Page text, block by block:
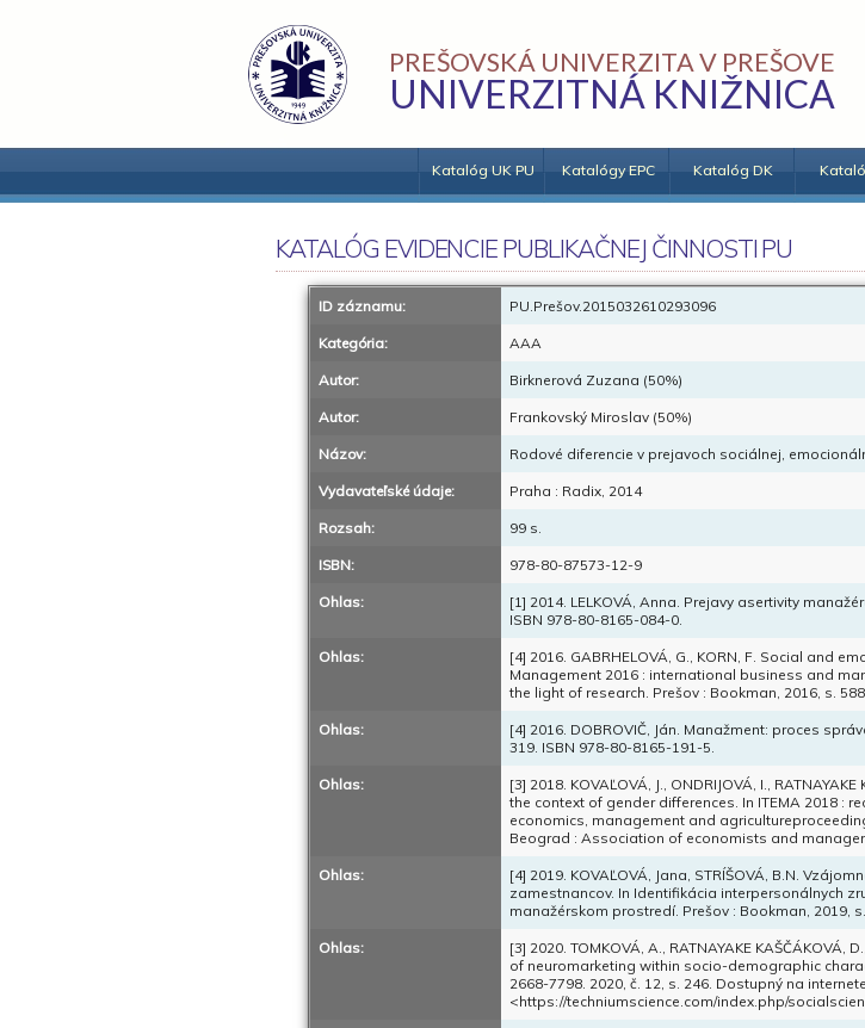
PREŠOVSKÁ UNIVERZITA V PREŠOVE
UNIVERZITNÁ KNIŽNICA
Katalóg UK PU Katalógy EPC Katalóg DK
KATALÓG EVIDENCIE PUBLIKAČNEJ ČINNOSTI PU
ID záznamu: PU.Prešov.2015032610293096
Kategória: AAA
Autor: Birknerová Zuzana (50%)
Autor: Frankovský Miroslav (50%)
Názov: Rodové diferencie v prejavoch sociálnej,
Vydavateľské údaje: Praha : Radix, 2014
Rozsah: 99 s.
ISBN: 978-80-87573-12-9
Ohlas:
[1] 2014. LELKOVÁ, Anna. Prejavy asertivity
ISBN 978-80-8165-084-0.
Ohlas:
[4] 2016. GABRHELOVÁ, G., KORN, F. Social and
Management 2016 : international business and
the light of research. Prešov : Bookman, 2016, s.
Ohlas:
[4] 2016. DOBROVIČ, Ján. Manažment: proces
319. ISBN 978-80-8165-191-5.
Ohlas:
[3] 2018. KOVAĽOVÁ, J., ONDRIJOVÁ, I.,
the context of gender differences. In ITEMA 2018 :
economics, management and
Beograd : Association of economists and
Ohlas:
[4] 2019. KOVAĽOVÁ, Jana, STRÍŠOVÁ, B.N.
zamestnancov. In Identifikácia interpersonálnych
manažérskom prostredí. Prešov : Bookman, 2019,
Ohlas:
[3] 2020. TOMKOVÁ, A., RATNAYAKE
of neuromarketing within socio-demographic
2668-7798. 2020, č. 12, s. 246. Dostupný na internete
<https://techniumscience.com/index.php/